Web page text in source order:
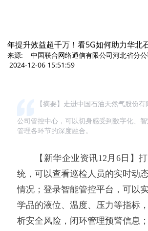
年提升效益超千万！看5G如何助力华北
来源: 中国联合网络通信有限公司河北省分
2024-12-06 15:51:59
【摘要】走进中国石油天然气股份
公司管控中心，可以切身感受到数字化、智
管理各环节的深度融合。
【新华企业资讯12月6日】
统，可以查看巡检人员的实时动
情况；登录智能管控平台，可以
学品的液位、温度、压力等指标
析安全风险，闭环管理预警信息